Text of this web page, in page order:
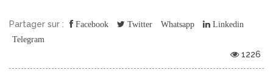
Partager sur : Facebook Twitter Whatsapp
Linkedin
Telegram
1226